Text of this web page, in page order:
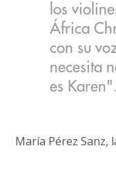
los
África
con su
necesita
es Karen".
María Pérez Sanz,